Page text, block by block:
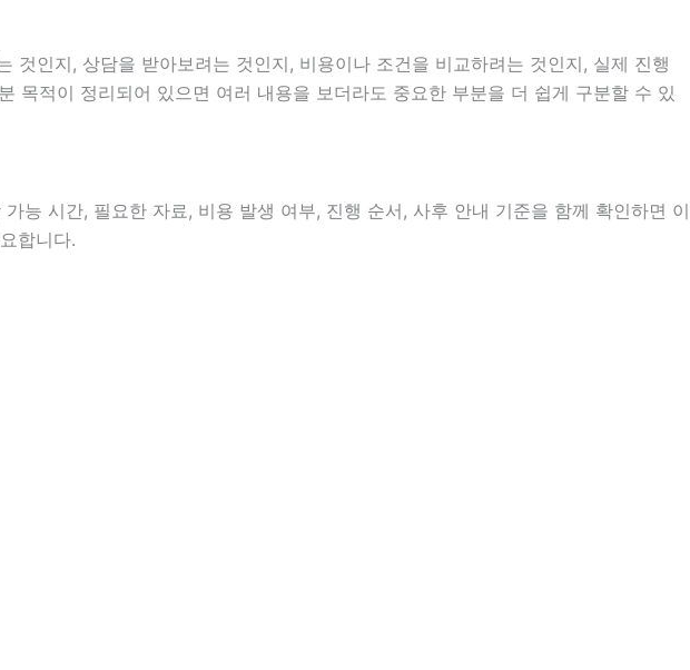
인지, 상담을 받아보려는 것인지, 비용이나 조건을 비교하려는 것인지, 실제 진행
적이 정리되어 있으면 여러 내용을 보더라도 중요한 부분을 더 쉽게 구분할 수 있
능 시간, 필요한 자료, 비용 발생 여부, 진행 순서, 사후 안내 기준을 함께 확인하면 이
합니다.